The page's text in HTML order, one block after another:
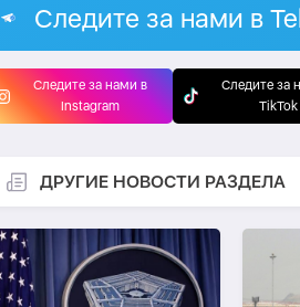
Следите за нами в
Следите за нами в
Instagram
Следите за
TikTok
ДРУГИЕ НОВОСТИ РАЗДЕЛА